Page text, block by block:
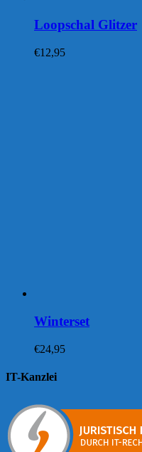
Loopschal Glitzer
€12,95
Winterset
€24,95
IT-Kanzlei